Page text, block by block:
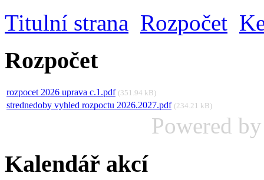
Titulní strana Rozpočet
Rozpočet
rozpocet 2026 uprava c.1.pdf (351.94 kB)
strednedoby vyhled rozpoctu 2026.2027.pdf (234.21 kB)
Powered
Kalendář akcí